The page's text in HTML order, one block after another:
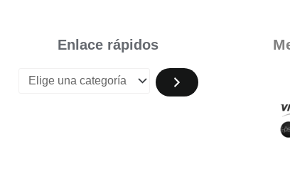
Enlace rápidos